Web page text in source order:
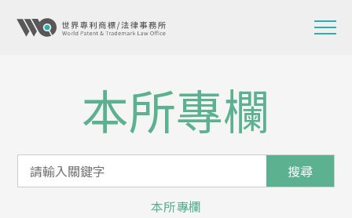
本所專欄
搜尋
本所專欄